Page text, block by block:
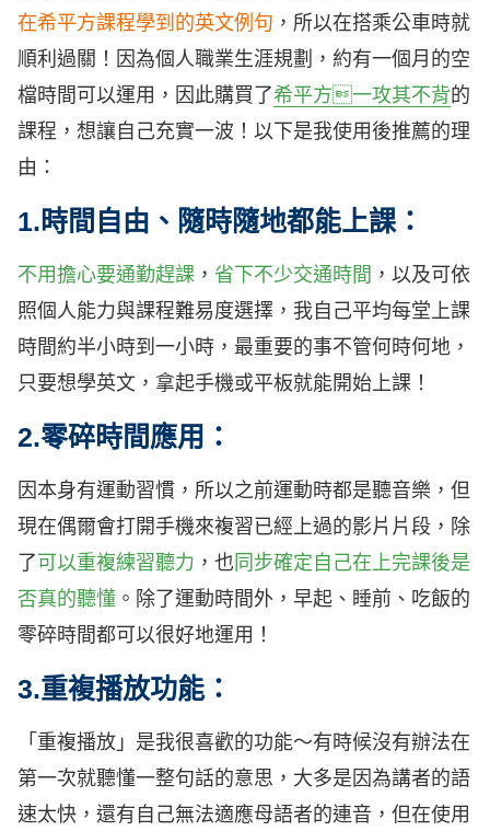
在希平方課程學到的英文例句 ，所以在搭乘公車時就
順利過關！因為個人職業生涯規劃，約有一個月的空
檔時間可以運用，因此購買了希平方一攻其不背的
課程，想讓自己充實一波！以下是我使用後推薦的理
由：
1.時間自由、隨時隨地都能上課 ：
不用擔心要通勤趕課 ， 省下不少交通時間 ，以及可依
照個人能力與課程難易度選擇，我自己平均每堂上課
時間約半小時到一小時，最重要的事不管何時何地 ，
只要想學英文，拿起手機或平板就能開始上課！
2.零碎時間應用：
因本身有運動習慣，所以之前運動時都是聽音樂，但
現在偶爾會打開手機來複習已經上過的影片片段，除
了 可以重複練習聽力 ，也 同步確定自己在上完課後是
否真的聽懂 。除了運動時間外，早起、睡前、吃飯的
零碎時間都可以很好地運用！
3.重複播放功能：
「重複播放」是我很喜歡的功能～有時候沒有辦法在
第一次就聽懂一整句話的意思，大多是因為講者的語
速太快，還有自己無法適應母語者的連音，但在使用